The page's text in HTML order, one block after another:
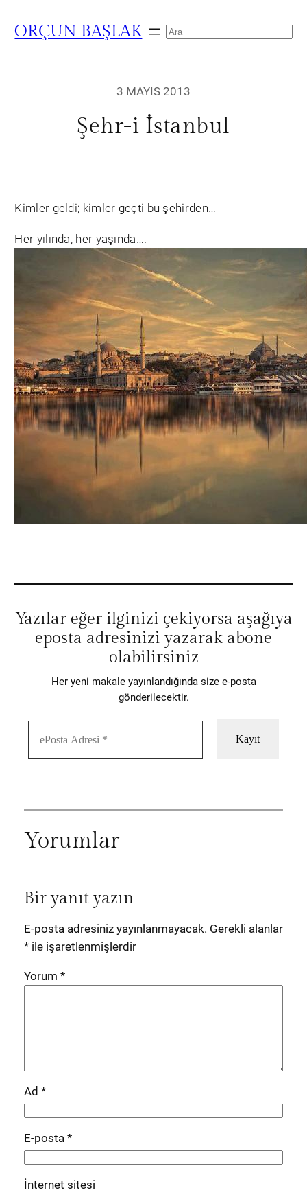
ORÇUN BAŞLAK Search
3 MAYIS 2013
Şehr-i İstanbul
Kimler geldi; kimler geçti bu şehirden…
Her yılında, her yaşında….
Yazılar eğer ilginizi çekiyorsa aşağıya
eposta adresinizi yazarak abone
olabilirsiniz
Her yeni makale yayınlandığında size e-posta
gönderilecektir.
Yorumlar
Bir yanıt yazın
E-posta adresiniz yayınlanmayacak. Gerekli alanlar
*ile işaretlenmişlerdir
Yorum *
Ad *
E-posta *
İnternet sitesi